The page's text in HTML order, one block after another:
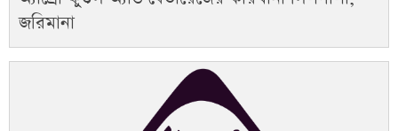
জরিমানা